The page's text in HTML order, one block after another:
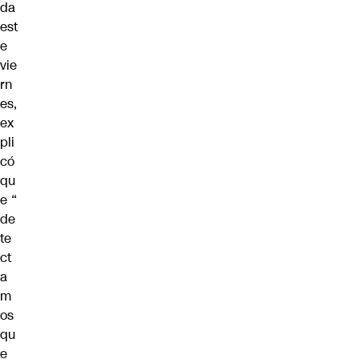
da
est
e
vie
rn
es,
ex
pli
có
qu
e “
de
te
ct
a
m
os
qu
e